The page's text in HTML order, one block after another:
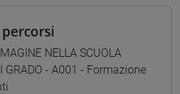
NELLA SCUOLA
GRADO - A001 - Formazione